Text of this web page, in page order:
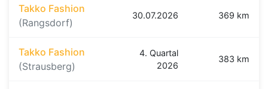
Takko Fashion
(Rangsdorf)
30.07.2026 369 km
Takko Fashion
(Strausberg)
4. Quartal
2026
383 km